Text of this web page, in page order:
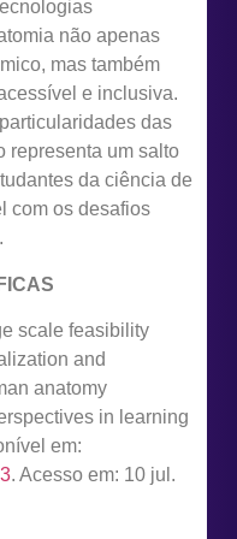
não apenas
mas também
e inclusiva.
das
representa um salto
da ciência de
com os desafios
scale feasibility
and
anatomy
in learning
em:
. Acesso em: 10 jul.